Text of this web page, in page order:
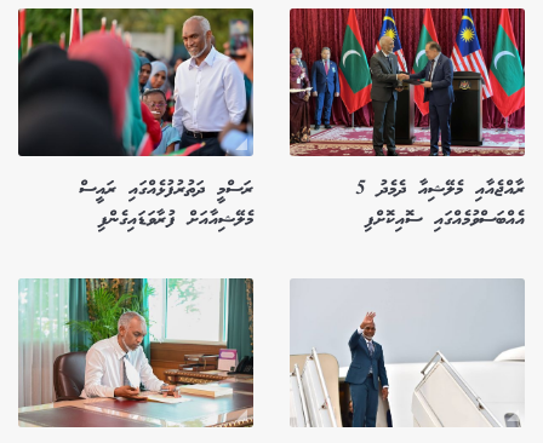
ރާއްޖެއާއި މެލޭޝިއާ ދެމެދު 5
އެއްބަސްވުމެއްގައި ސޮއިކޮށްފި
ރަސްމީ ދަތުރުފުޅެއްގައި ރައީސް
މެލޭޝިއާއަށް ފުރާވަޑައިގެންފި